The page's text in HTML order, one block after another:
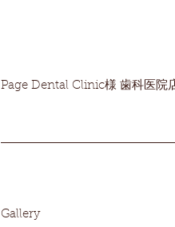
Page Dental Clinic様 歯科医院
Gallery